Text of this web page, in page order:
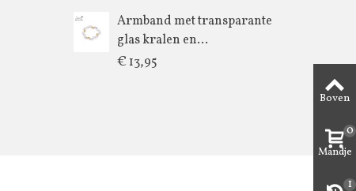
Armband met transparante
glas kralen en...
€ 13,95
Boven
Mandje
0
1